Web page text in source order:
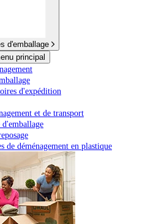
d'emballage
principal
d'expédition
et de transport
d'emballage
de déménagement en plastique